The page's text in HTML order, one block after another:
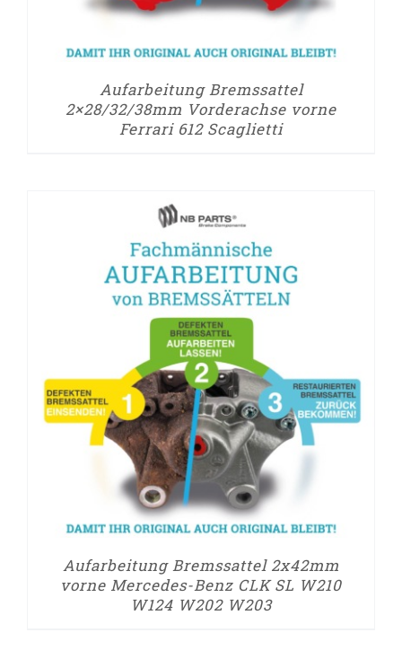
Aufarbeitung Bremssattel
2×28/32/38mm Vorderachse vorne
Ferrari 612 Scaglietti
Aufarbeitung Bremssattel 2x42mm
vorne Mercedes-Benz CLK SL W210
W124 W202 W203